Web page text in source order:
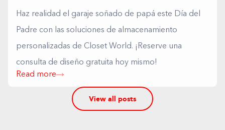
Haz realidad el garaje soñado de papá este Día del
Padre con las soluciones de almacenamiento
personalizadas de Closet World. ¡Reserve una
consulta de diseño gratuita hoy mismo!
Read more
View all posts